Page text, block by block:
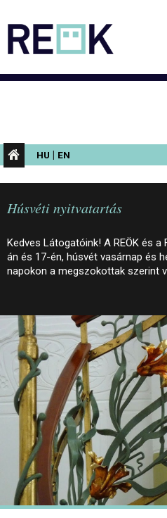
HU | EN
AZ
PALOTASÉTÁK
Húsvéti nyitvatartás
Kedves Látogatóink! A REÖK és
án és 17-én, húsvét vasárnap és
napokon a megszokottak szerint